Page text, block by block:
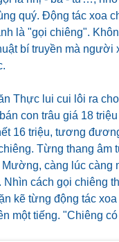
quý. Động tác xoa
là "gọi chiêng".
bí truyền mà
Thực lui cui lôi ra
con trâu giá 18
16 triệu, tương
Từng thang
Mường, càng lúc
Nhìn cách gọi chiêng
kẽ từng động tác
một tiếng. "Chiêng